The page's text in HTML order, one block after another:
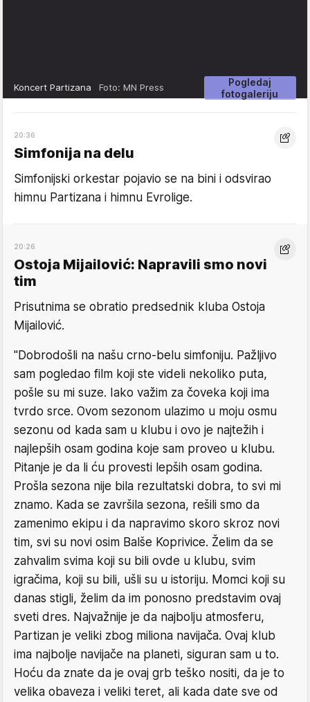
Pogledaj
fotogaleriju
Koncert Partizana Foto: MN Press
20:36
Simfonija na delu
Simfonijski orkestar pojavio se na bini i odsvirao
himnu Partizana i himnu Evrolige.
20:26
Ostoja Mijailović: Napravili smo novi
tim
Prisutnima se obratio predsednik kluba Ostoja
Mijailović.
"Dobrodošli na našu crno-belu simfoniju. Pažljivo
sam pogledao film koji ste videli nekoliko puta,
pošle su mi suze. Iako važim za čoveka koji ima
tvrdo srce. Ovom sezonom ulazimo u moju osmu
sezonu od kada sam u klubu i ovo je najtežih i
najlepših osam godina koje sam proveo u klubu.
Pitanje je da li ću provesti lepših osam godina.
Prošla sezona nije bila rezultatski dobra, to svi mi
znamo. Kada se završila sezona, rešili smo da
zamenimo ekipu i da napravimo skoro skroz novi
tim, svi su novi osim Balše Koprivice. Želim da se
zahvalim svima koji su bili ovde u klubu, svim
igračima, koji su bili, ušli su u istoriju. Momci koji su
danas stigli, želim da im ponosno predstavim ovaj
sveti dres. Najvažnije je da najbolju atmosferu,
Partizan je veliki zbog miliona navijača. Ovaj klub
ima najbolje navijače na planeti, siguran sam u to.
Hoću da znate da je ovaj grb teško nositi, da je to
velika obaveza i veliki teret, ali kada date sve od